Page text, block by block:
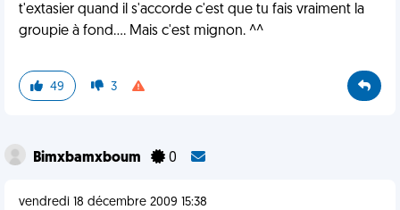
t'extasier quand il s'accorde c'est que tu fais vraiment la
groupie à fond.... Mais c'est mignon. ^^
49 3
Bimxbamxboum 0
vendredi 18 décembre 2009 15:38